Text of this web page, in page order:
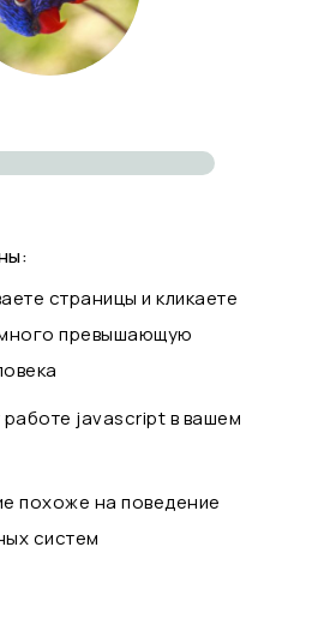
страницы и кликаете
превышающую
javascript в вашем
похоже на поведение
систем